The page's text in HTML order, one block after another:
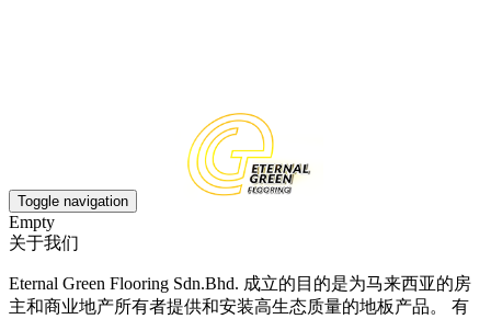
Toggle navigation
Empty
关于我们
Eternal Green Flooring Sdn.Bhd. 成立的目的是为马来西亚的房
主和商业地产所有者提供和安装高生态质量的地板产品。 有